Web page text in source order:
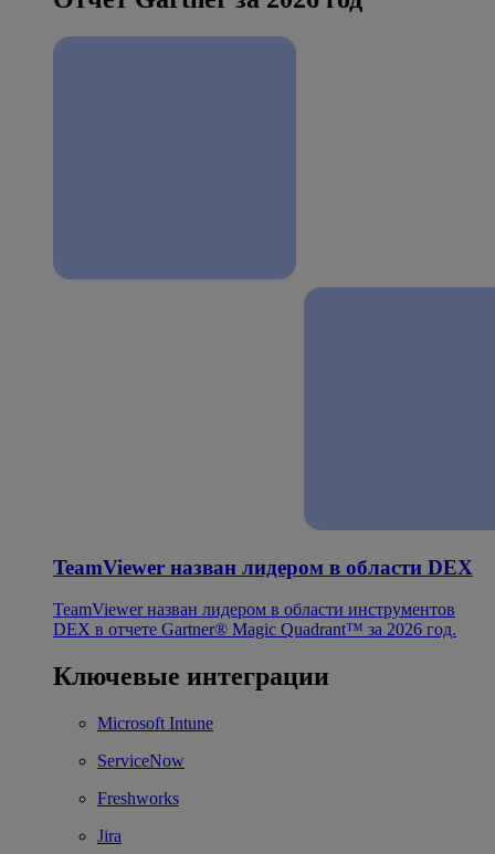
TeamViewer назван лидером в области DEX
TeamViewer назван лидером в области инструментов
DEX в отчете Gartner® Magic Quadrant™ за 2026 год.
Ключевые интеграции
Microsoft Intune
ServiceNow
Freshworks
Jira